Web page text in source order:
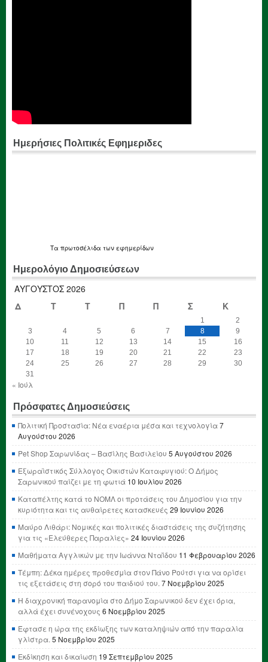
Ημερήσιες Πολιτικές Εφημεριδες
Τα πρωτοσέλιδα των εφημερίδων
Ημερολόγιο Δημοσιεύσεων
ΑΎΓΟΥΣΤΟΣ 2026
Δ
Τ Τ Π Π Σ Κ
1
2
3
4 5 6 7 8
9
10
11 12 13 14 15
16
17
18 19 20 21 22
23
24
25 26 27 28 29
30
31
« Ιούλ
Πρόσφατες Δημοσιεύσεις
Πολιτική Προστασία: Νέα εναέρια μέσα και τεχνολογία7
Αυγούστου 2026
Pet Shop Σαρωνίδας – Βασίλης Βασιλείου 5 Αυγούστου 2026
Εξωραϊστικός Σύλλογος Οικιστών Καταφυγιού: Ο Δήμος
Σαρωνικού παίζει με τη φωτιά 10 Ιουλίου 2026
Καταπέλτης κατά το ΝΟΜΛ οι προτάσεις του Δημοσίου για την
κυριότητα και τις αυθαίρετες κατασκευές 29 Ιουνίου 2026
Μαύρο Λιθάρι: Νομικές και πολιτικές διαστάσεις της συζήτησης
για τις «Ελεύθερες Παραλίες» 24 Ιουνίου 2026
Μαθήματα Αγγλικών με την Ιωάννα Νταΐδου 11 Φεβρουαρίου 2026
Τέμπη: Δέκα ημέρες προθεσμία στον Πάνο Ρούτσι για να ορίσει
τις εξετάσεις στη σορό του παιδιού του. 7 Νοεμβρίου 2025
Η διαχρονική παρανομία στο Δήμο Σαρωνικού δεν έχει όρια,
αλλά έχει συνένοχους 6 Νοεμβρίου 2025
Έφτασε η ώρα της εκδίωξης των καταληψιών από την παραλία
γλίστρα. 5 Νοεμβρίου 2025
Εκδίκηση και δικαίωση 19 Σεπτεμβρίου 2025